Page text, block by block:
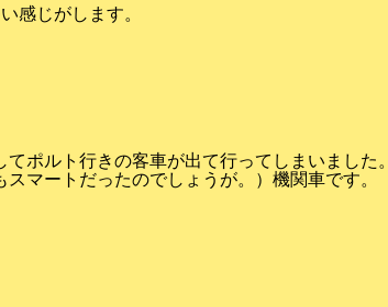
感じがします。
ポルト行きの客車が出て行ってしまいました。
マートだったのでしょうが。）機関車です。